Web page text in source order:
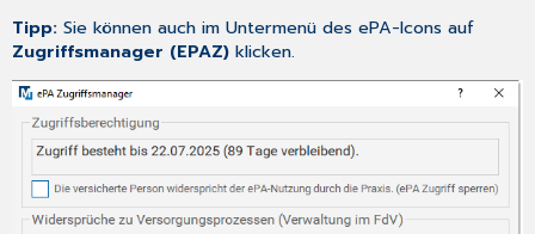
Praxis
Widersprüche
zu
Versorgungsprozessen
Tipp:Sie können auch im Untermenü desePA-Icons auf
Zugriffsmanager (EPAZ) klicken.